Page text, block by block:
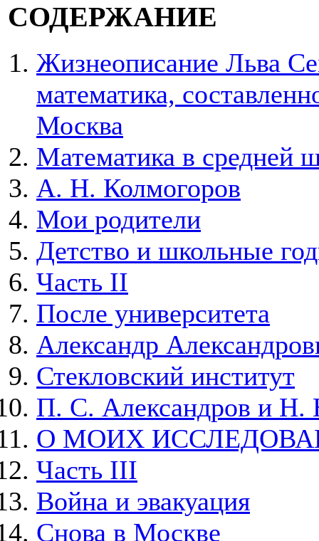
СОДЕРЖАНИЕ
Жизнеописание Льва
математика,
Москва
Математика в средней
А. Н. Колмогоров
Мои родители
Детство и школьные
Часть II
После университета
Александр
Стекловский институт
П. С. Александров и Н.
О МОИХ
Часть III
Война и эвакуация
Снова в Москве